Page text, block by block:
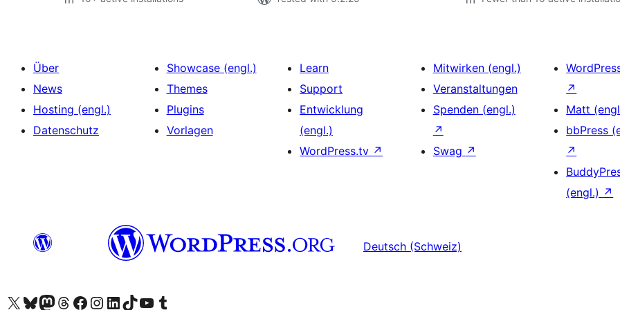
Über
News
Hosting (engl.)
Datenschutz
Showcase (engl.)
Themes
Plugins
Vorlagen
Learn
Support
Entwicklung
(engl.)
WordPress.tv ↗
Mitwirken (engl.)
Veranstaltungen
Spenden (engl.)
↗
Swag ↗
↗
Matt
bbPress
↗
(engl.) ↗
Deutsch (Schweiz)
Das X-Konto (früher Twitter) von WordPress.org besuchen
Das Bluesky-Konto von WordPress.org besuchen
Das Mastodon-Konto von WordPress.org besuchen
Das Threads-Konto von WordPress.org besuchen
Die Facebook-Seite von WordPress.org besuchen
Das Instagram-Konto von WordPress.org besuchen
Das LinkedIn-Konto von WordPress.org besuchen
Das TikTok-Konto von WordPress.org besuchen
Den YouTube-Kanal von WordPress.org besuchen
Das Tumblr-Konto von WordPress.org besuchen